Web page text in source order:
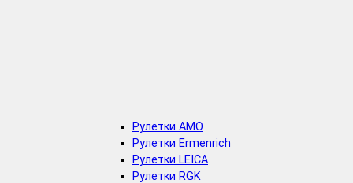
Рулетки AMO
Рулетки Ermenrich
Рулетки LEICA
Рулетки RGK